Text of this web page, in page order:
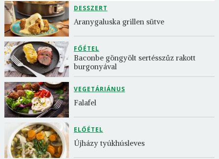
DESSZERT
Aranygaluska grillen sütve
FŐÉTEL
Baconbe göngyölt sertésszűz rakott
burgonyával
VEGETÁRIÁNUS
Falafel
ELŐÉTEL
Újházy tyúkhúsleves